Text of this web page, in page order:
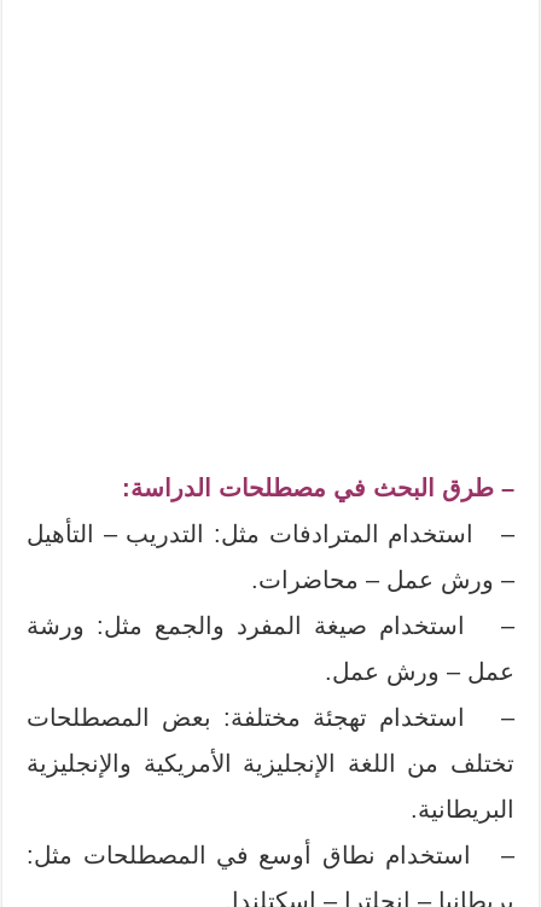
– طرق البحث في مصطلحات الدراسة:
– استخدام المترادفات مثل: التدريب – التأهيل
– ورش عمل – محاضرات.
– استخدام صيغة المفرد والجمع مثل: ورشة
عمل – ورش عمل.
– استخدام تهجئة مختلفة: بعض المصطلحات
تختلف من اللغة الإنجليزية الأمريكية والإنجليزية
البريطانية.
– استخدام نطاق أوسع في المصطلحات مثل:
بريطانيا – إنجلترا – اسكتلندا.